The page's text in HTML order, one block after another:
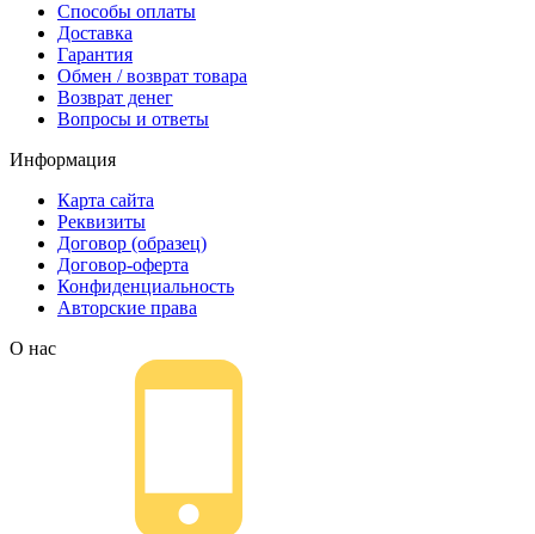
Способы оплаты
Доставка
Гарантия
Обмен / возврат товара
Возврат денег
Вопросы и ответы
Информация
Карта сайта
Реквизиты
Договор (образец)
Договор-оферта
Конфиденциальность
Авторские права
О нас